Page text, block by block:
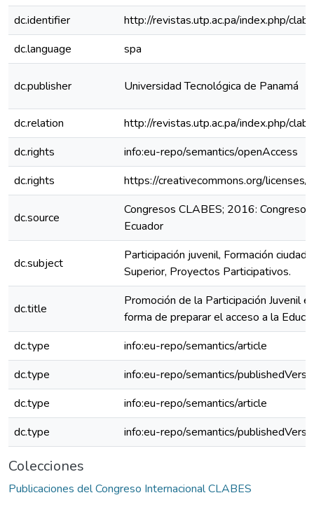
dc.identifier
http://revistas.utp.ac.pa/index.php/
dc.language
spa
dc.publisher Universidad Tecnológica de Panamá
dc.relation
http://revistas.utp.ac.pa/index.php/
dc.rights
info:eu-repo/semantics/openAccess
dc.rights
https://creativecommons.org/
dc.source
Congresos CLABES; 2016: Congreso
Ecuador
dc.subject
Participación juvenil, Formación
Superior, Proyectos Participativos.
dc.title
Promoción de la Participación Juvenil
forma de preparar el acceso a la
dc.type
info:eu-repo/semantics/article
dc.type
info:eu-repo/semantics/
dc.type
info:eu-repo/semantics/article
dc.type
info:eu-repo/semantics/
Colecciones
Publicaciones del Congreso Internacional CLABES